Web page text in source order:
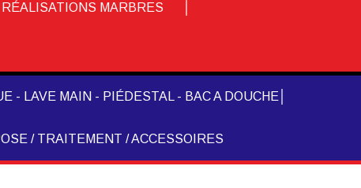
RÉALISATIONS MARBRES
- LAVE MAIN - PIÉDESTAL - BAC A DOUCHE
/ TRAITEMENT / ACCESSOIRES